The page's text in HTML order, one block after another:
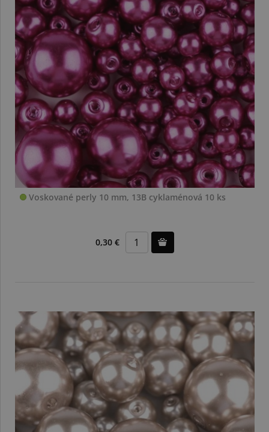
Voskované perly 10 mm, 13B cyklaménová 10 ks
0,30 €